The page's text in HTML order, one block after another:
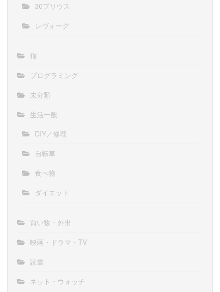
30プリウス
レヴォーグ
猫
プログラミング
未分類
生活一般
DIY／修理
自転車
食べ物
ダイエット
買い物・外出
映画・ドラマ・TV
読書
ネット・ウォッチ